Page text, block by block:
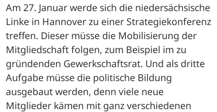
Am 27. Januar werde sich die niedersächsische
Linke in Hannover zu einer Strategiekonferenz
treffen. Dieser müsse die Mobilisierung der
Mitgliedschaft folgen, zum Beispiel im zu
gründenden Gewerkschaftsrat. Und als dritte
Aufgabe müsse die politische Bildung
ausgebaut werden, denn viele neue
Mitglieder kämen mit ganz verschiedenen